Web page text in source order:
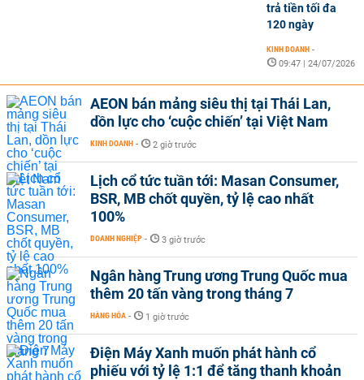
trả tiền tối đa
120 ngày
KINH DOANH -
09:47 | 24/07/2026
AEON bán mảng siêu thị tại Thái Lan,
dồn lực cho ‘cuộc chiến’ tại Việt Nam
KINH DOANH - 2 giờ trước
Lịch cổ tức tuần tới: Masan Consumer,
BSR, MB chốt quyền, tỷ lệ cao nhất
100%
DOANH NGHIỆP - 3 giờ trước
Ngân hàng Trung ương Trung Quốc mua
thêm 20 tấn vàng trong tháng 7
HÀNG HÓA - 1 giờ trước
Điện Máy Xanh muốn phát hành cổ
phiếu với tỷ lệ 1:1 để tăng thanh khoản